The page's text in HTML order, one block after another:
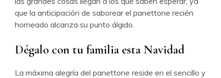
que la anticipación de saborear el panettone recién
horneado alcanza su punto álgido.
Dégalo con tu familia esta Navidad
La máxima alegría del panettone reside en el sencillo y